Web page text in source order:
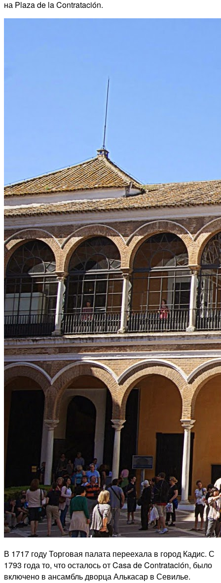
на Plaza de la Contratación.
В 1717 году Торговая палата переехала в город Кадис. С
1793 года то, что осталось от Casa de Contratación, было
включено в ансамбль дворца Алькасар в Севилье.